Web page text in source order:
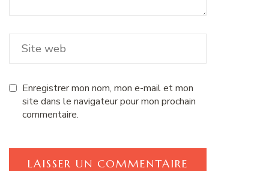
Enregistrer mon nom, mon e-mail et mon
site dans le navigateur pour mon prochain
commentaire.